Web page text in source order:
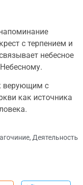
с терпением и
небесное
верующим с
как источника
, Деятельность